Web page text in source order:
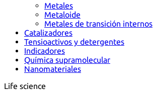
Metales
Metaloide
Metales de transición internos
Catalizadores
Tensioactivos y detergentes
Indicadores
Química supramolecular
Nanomateriales
Life science